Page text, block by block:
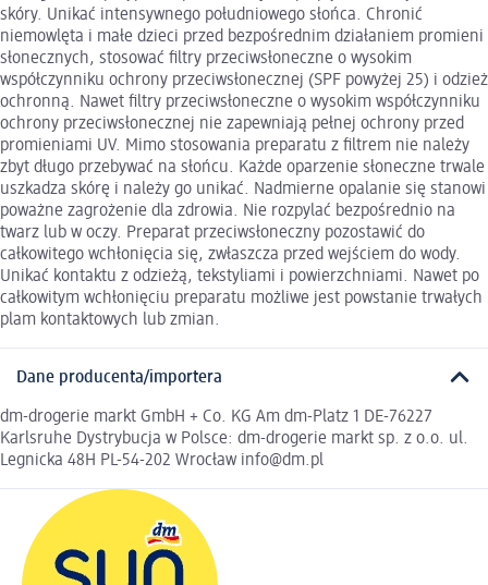
skóry. Unikać intensywnego południowego słońca. Chronić
niemowlęta i małe dzieci przed bezpośrednim działaniem promieni
słonecznych, stosować filtry przeciwsłoneczne o wysokim
współczynniku ochrony przeciwsłonecznej (SPF powyżej 25) i odzież
ochronną. Nawet filtry przeciwsłoneczne o wysokim współczynniku
ochrony przeciwsłonecznej nie zapewniają pełnej ochrony przed
promieniami UV. Mimo stosowania preparatu z filtrem nie należy
zbyt długo przebywać na słońcu. Każde oparzenie słoneczne trwale
uszkadza skórę i należy go unikać. Nadmierne opalanie się stanowi
poważne zagrożenie dla zdrowia. Nie rozpylać bezpośrednio na
twarz lub w oczy. Preparat przeciwsłoneczny pozostawić do
całkowitego wchłonięcia się, zwłaszcza przed wejściem do wody.
Unikać kontaktu z odzieżą, tekstyliami i powierzchniami. Nawet po
całkowitym wchłonięciu preparatu możliwe jest powstanie trwałych
plam kontaktowych lub zmian.
Dane producenta/importera
dm-drogerie markt GmbH + Co. KG Am dm-Platz 1 DE-76227
Karlsruhe Dystrybucja w Polsce: dm-drogerie markt sp. z o.o. ul.
Legnicka 48H PL-54-202 Wrocław info@dm.pl